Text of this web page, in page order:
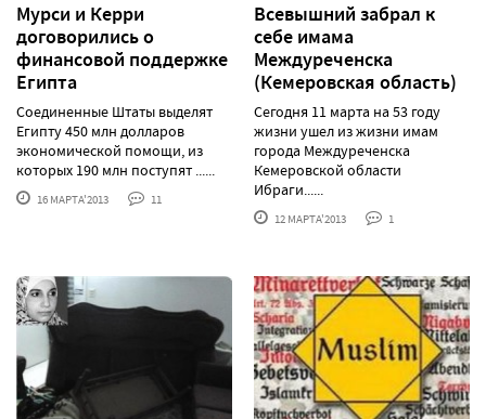
Мурси и Керри
договорились о
финансовой поддержке
Египта
Соединенные Штаты выделят
Египту 450 млн долларов
экономической помощи, из
которых 190 млн поступят ......
16 МАРТА'2013 11
Всевышний забрал к
себе имама
Междуреченска
(Кемеровская область)
Сегодня 11 марта на 53 году
жизни ушел из жизни имам
города Междуреченска
Кемеровской области
Ибраги......
12 МАРТА'2013 1